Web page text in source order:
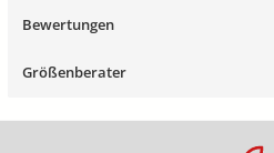
Bewertungen
Größenberater